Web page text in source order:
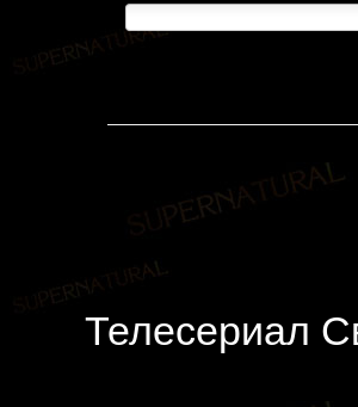
Телесериал